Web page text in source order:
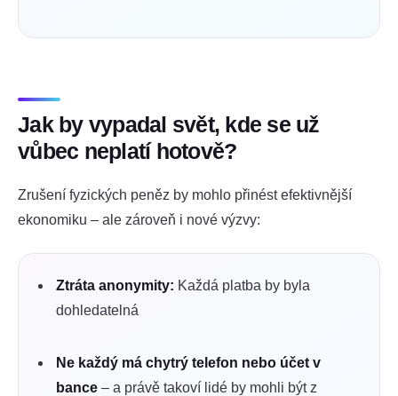
Jak by vypadal svět, kde se už
vůbec neplatí hotově?
Zrušení fyzických peněz by mohlo přinést efektivnější
ekonomiku – ale zároveň i nové výzvy:
Ztráta anonymity: Každá platba by byla
dohledatelná
Ne každý má chytrý telefon nebo účet v
bance – a právě takoví lidé by mohli být z